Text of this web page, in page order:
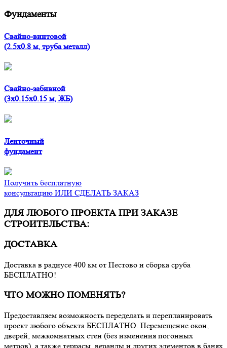
Фундаменты
Свайно-винтовой
(2.5x0.8 м, труба металл)
Свайно-забивной
(3x0.15x0.15 м, ЖБ)
Ленточный
фундамент
Получить бесплатную
консультацию ИЛИ СДЕЛАТЬ ЗАКАЗ
ДЛЯ ЛЮБОГО ПРОЕКТА ПРИ ЗАКАЗЕ
СТРОИТЕЛЬСТВА:
ДОСТАВКА
Доставка в радиусе 400 км от Пестово и сборка сруба
БЕСПЛАТНО!
ЧТО МОЖНО ПОМЕНЯТЬ?
Предоставляем возможность переделать и перепланировать
проект любого объекта БЕСПЛАТНО. Перемещение окон,
дверей, межкомнатных стен (без изменения погонных
метров), а также террасы, веранды и других элементов в банях